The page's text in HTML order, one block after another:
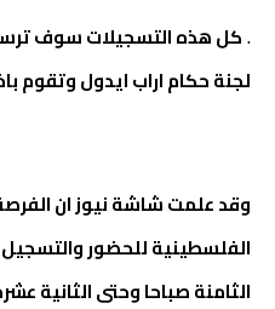
.كل هذه التسجيلات سوف
لجنة حكام اراب ايدول وتقوم
وقد علمت شاشة نيوز ان
الفلسطينية للحضور والتسجيل
الثامنة صباحا وحتى الثانية